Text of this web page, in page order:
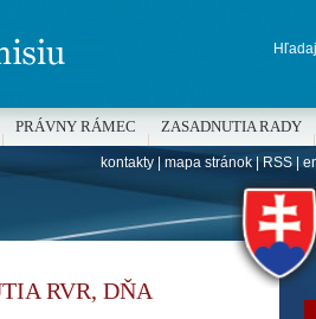
RVR, DŇA
PRÁVNY RÁMEC ZASADNUTIA RADY
kontakty| mapa stránok|RSS|